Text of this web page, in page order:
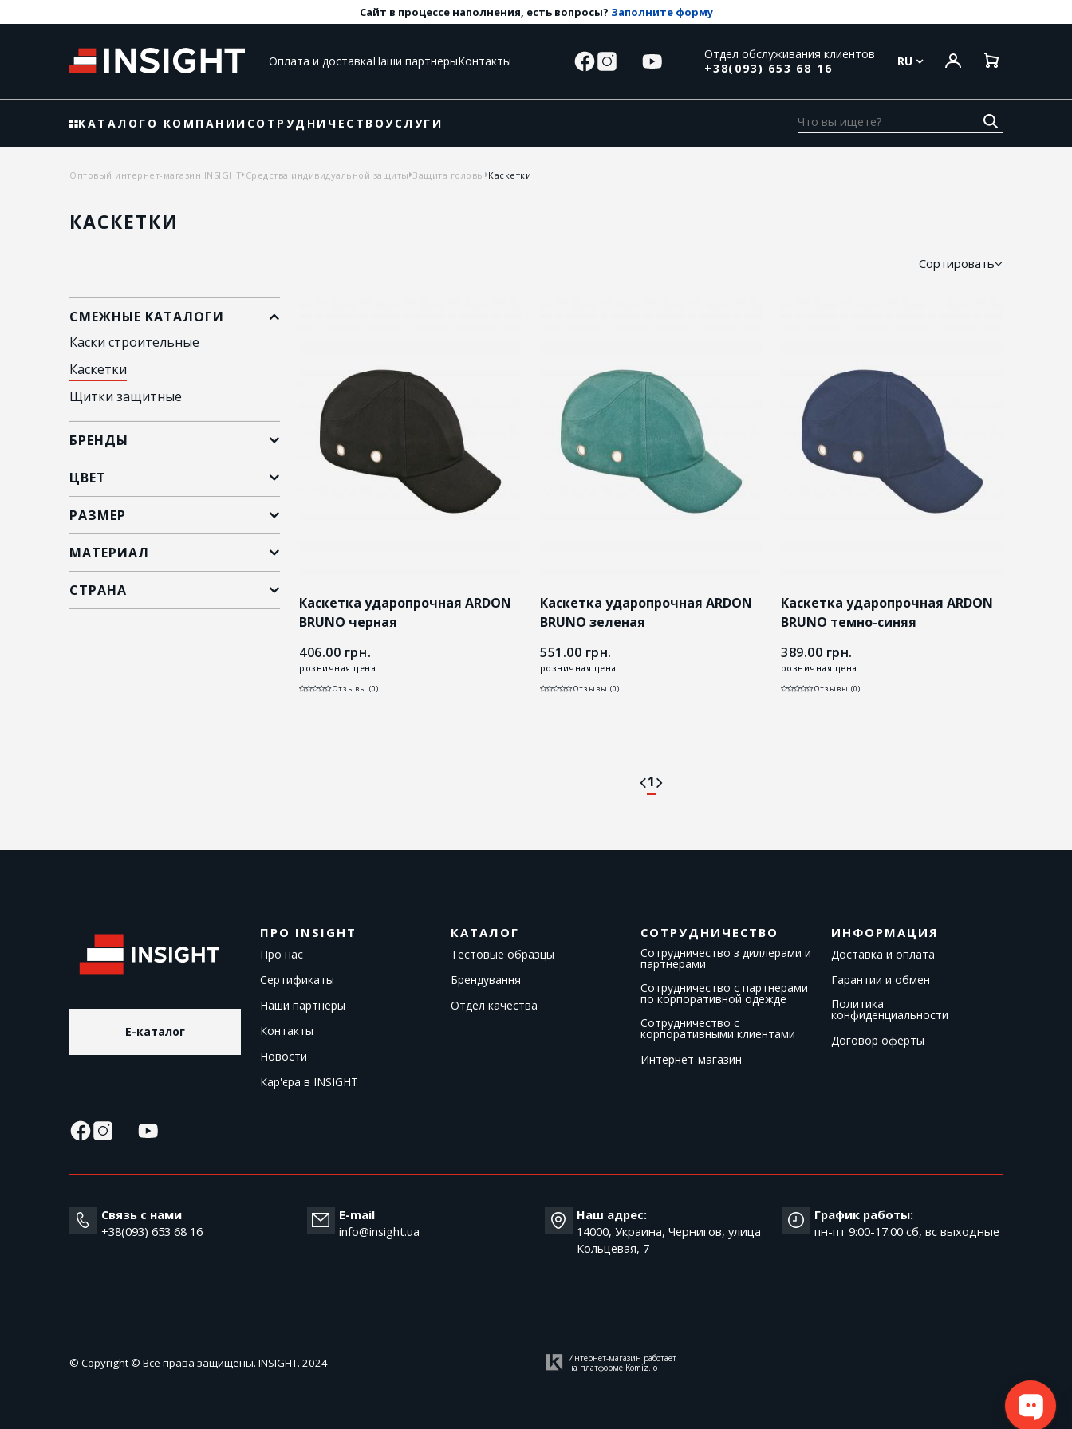
Сайт в процессе наполнения, есть вопросы? Заполните форму
Оплата и доставкаНаши партнерыКонтакты
Отдел обслуживания клиентов
+38(093) 653 68 16
RU
КАТАЛОГ О КОМПАНИИ СОТРУДНИЧЕСТВОУСЛУГИ
Оптовый интернет-магазин INSIGHT Средства индивидуальной защиты Защита головы Каскетки
КАСКЕТКИ
Сортировать
СМЕЖНЫЕ КАТАЛОГИ
Каски строительные
Каскетки
Щитки защитные
БРЕНДЫ
ЦВЕТ
РАЗМЕР
МАТЕРИАЛ
СТРАНА
Каскетка ударопрочная ARDON
BRUNO черная
406.00 грн.
розничная цена
Отзывы (0)
Каскетка ударопрочная ARDON
BRUNO зеленая
551.00 грн.
розничная цена
Отзывы (0)
Каскетка ударопрочная ARDON
BRUNO темно-синяя
389.00 грн.
розничная цена
Отзывы (0)
1
E-каталог
ПРО INSIGHT
Про нас
Сертификаты
Наши партнеры
Контакты
Новости
Кар'єра в INSIGHT
КАТАЛОГ
Тестовые образцы
Брендування
Отдел качества
СОТРУДНИЧЕСТВО
Сотрудничество з диллерами и
партнерами
Сотрудничество с партнерами
по корпоративной одежде
Сотрудничество с
корпоративными клиентами
Интернет-магазин
ИНФОРМАЦИЯ
Доставка и оплата
Гарантии и обмен
Политика
конфиденциальности
Договор оферты
Связь с нами
+38(093) 653 68 16
E-mail
info@insight.ua
Наш адрес:
14000, Украина, Чернигов, улица
Кольцевая, 7
График работы:
пн-пт 9:00-17:00 cб, вс выходные
© Copyright © Все права защищены. INSIGHT. 2024
Интернет-магазин работает
на платформе Komiz.io